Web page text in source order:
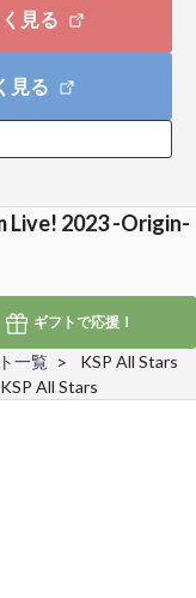
見る
見る
Live! 2023 -Origin-
ギフトで応援！
一覧
KSP All Stars
All Stars